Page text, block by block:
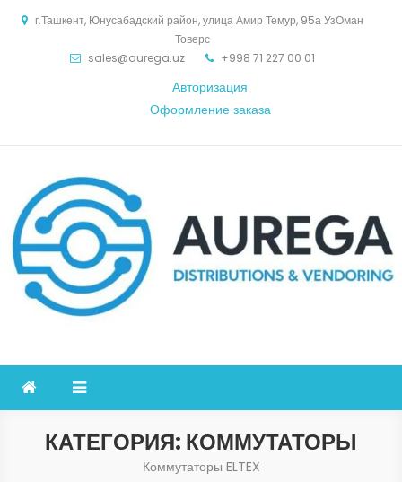
г.Ташкент, Юнусабадский район, улица Амир Темур, 95а УзОман
Товерс
sales@aurega.uz
+998 71 227 00 01
Авторизация
Оформление заказа
КАТЕГОРИЯ: КОММУТАТОРЫ
Коммутаторы ELTEX